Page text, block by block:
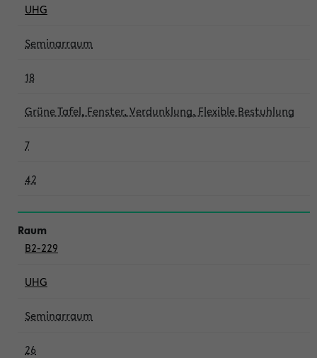
UHG
Seminarraum
18
Grüne Tafel, Fenster, Verdunklung, Flexible Bestuhlung
7
42
B2-229
UHG
Seminarraum
26